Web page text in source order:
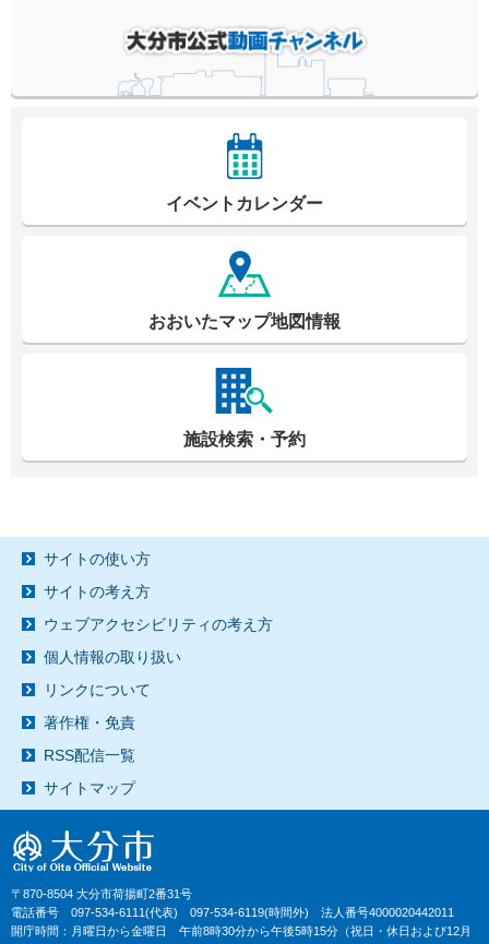
イベントカレンダー
おおいたマップ地図情報
施設検索・予約
サイトの使い方
サイトの考え方
ウェブアクセシビリティの考え方
個人情報の取り扱い
リンクについて
著作権・免責
RSS配信一覧
サイトマップ
〒870-8504 大分市荷揚町2番31号
電話番号 097-534-6111(代表) 097-534-6119(時間外) 法人番号4000020442011
開庁時間：月曜日から金曜日 午前8時30分から午後5時15分（祝日・休日および12月